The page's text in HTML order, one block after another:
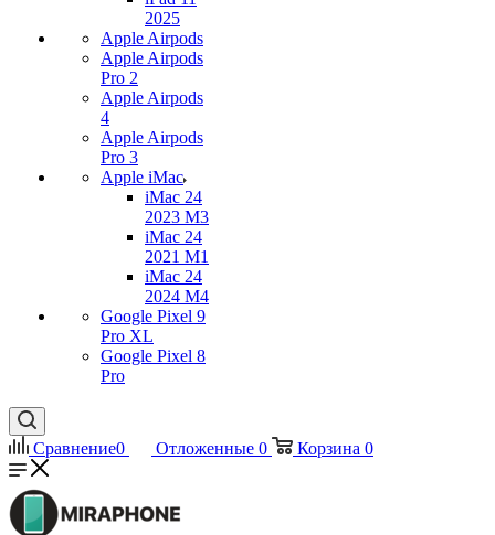
2025
Apple Airpods
Apple Airpods
Pro 2
Apple Airpods
4
Apple Airpods
Pro 3
Apple iMac
iMac 24
2023 M3
iMac 24
2021 M1
iMac 24
2024 M4
Google Pixel 9
Pro XL
Google Pixel 8
Pro
Сравнение0 Отложенные 0 Корзина 0